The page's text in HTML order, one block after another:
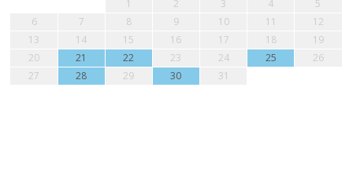
1 2 3 4
5
6
7 8 9 10 11
12
13
14 15 16 17 18
19
20
21 22 23 24 25
26
27
28 29 30 31